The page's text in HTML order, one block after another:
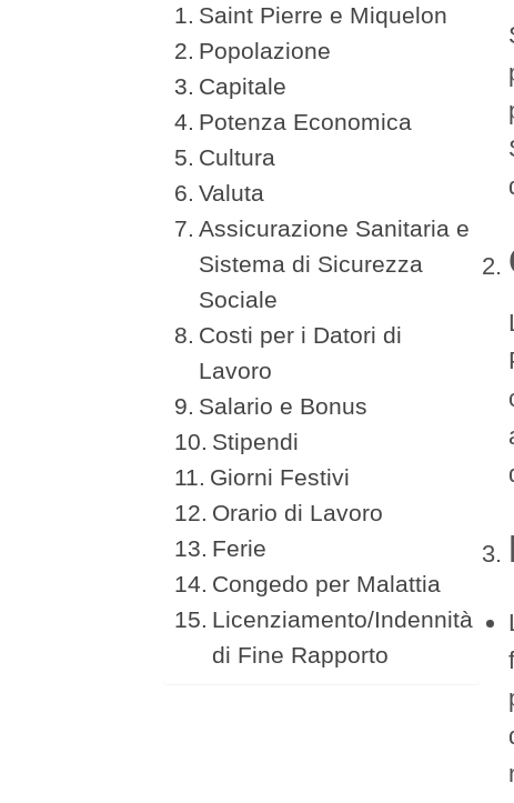
Saint Pierre e Miquelon
Popolazione
Capitale
Potenza Economica
Cultura
Valuta
Assicurazione Sanitaria e
Sistema di Sicurezza
Sociale
Costi per i Datori di
Lavoro
Salario e Bonus
Stipendi
Giorni Festivi
Orario di Lavoro
Ferie
Congedo per Malattia
Licenziamento/Indennità
di Fine Rapporto